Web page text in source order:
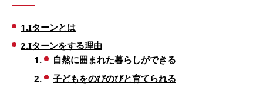
1.Iターンとは
2.Iターンをする理由
自然に囲まれた暮らしができる
子どもをのびのびと育てられる